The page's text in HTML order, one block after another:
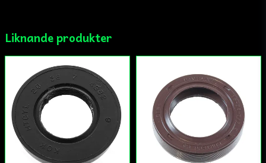
Liknande produkter